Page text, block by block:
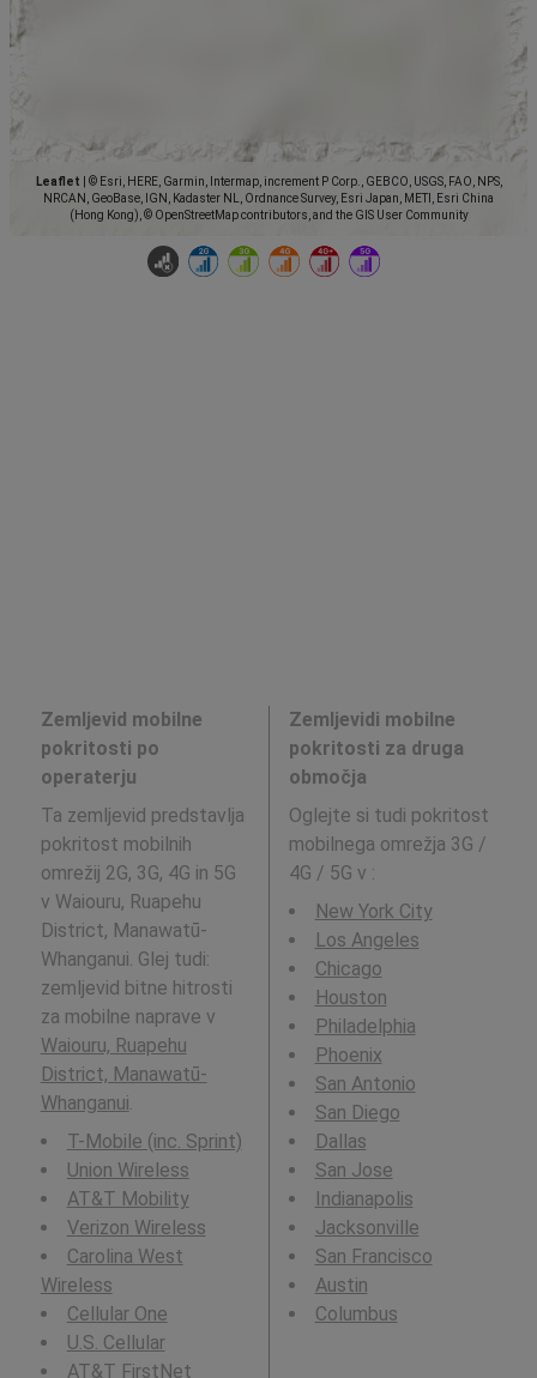
Leaflet
© Esri, HERE, Garmin, Intermap, increment P Corp., GEBCO, USGS, FAO, NPS,
NRCAN, GeoBase, IGN, Kadaster NL, Ordnance Survey, Esri Japan, METI, Esri China
(Hong Kong), © OpenStreetMap contributors, and the GIS User Community
Zemljevid mobilne
pokritosti po
operaterju
Ta zemljevid predstavlja
pokritost mobilnih
omrežij 2G, 3G, 4G in 5G
v Waiouru, Ruapehu
District, Manawatū-
Whanganui. Glej tudi:
zemljevid bitne hitrosti
za mobilne naprave v
Waiouru, Ruapehu
District, Manawatū-
Whanganui.
T-Mobile (inc. Sprint)
Union Wireless
AT&T Mobility
Verizon Wireless
Carolina West
Wireless
Cellular One
U.S. Cellular
AT&T FirstNet
Zemljevidi mobilne
pokritosti za druga
območja
Oglejte si tudi pokritost
mobilnega omrežja 3G /
4G / 5G v :
New York City
Los Angeles
Chicago
Houston
Philadelphia
Phoenix
San Antonio
San Diego
Dallas
San Jose
Indianapolis
Jacksonville
San Francisco
Austin
Columbus